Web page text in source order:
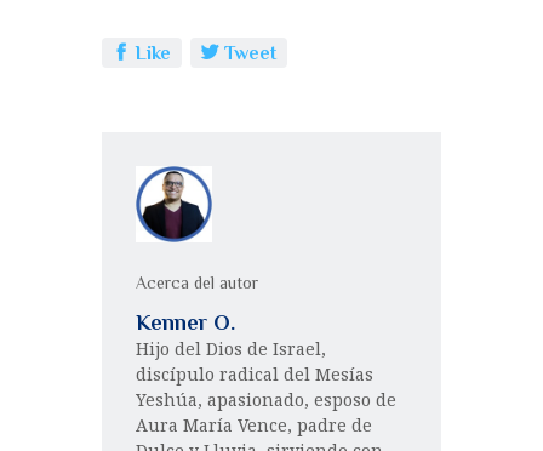
Like Tweet
Acerca del autor
Kenner O.
Hijo del Dios de Israel,
discípulo radical del Mesías
Yeshúa, apasionado, esposo de
Aura María Vence, padre de